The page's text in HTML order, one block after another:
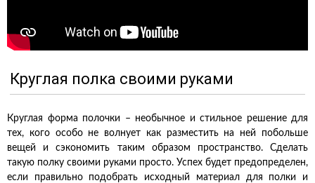
Круглая полка своими руками
Круглая форма полочки – необычное и стильное решение для
тех, кого особо не волнует как разместить на ней побольше
вещей и сэкономить таким образом пространство. Сделать
такую полку своими руками просто. Успех будет предопределен,
если правильно подобрать исходный материал для полки и